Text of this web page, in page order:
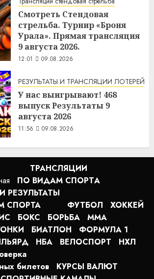
Смотреть Стендовая
стрельба. Турнир «Броня
Урала». Прямая трансляция
9 августа 2026.
12:01 09.08.2026
РЕЗУЛЬТАТЫ И ТРАНСЛЯЦИИ ЛОТЕРЕЙ
У нас выигрывают! 468
выпуск Результаты 9
августа 2026
11:56 09.08.2026
ТРАНСЛЯЦИИ
ПО ВИДАМ СПОРТA
РЕЗУЛЬТАТЫ
СПОРТА
ФУТБОЛ
ХОККЕЙ
БОКС БОРЬБА
MMA
БИАТЛОН
ФОРМУЛА 1
НБА ВЕЛОСПОРТ
НХЛ
билетов
КУРСЫ ВАЛЮТ